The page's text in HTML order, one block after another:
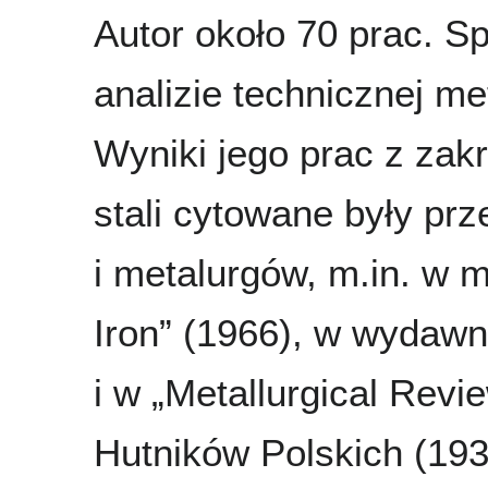
Autor około 70 prac.
analizie technicznej
Wyniki jego prac z
stali cytowane były
i metalurgów, m.in. w
Iron” (1966), w
i w „Metallurgical
Hutników Polskich